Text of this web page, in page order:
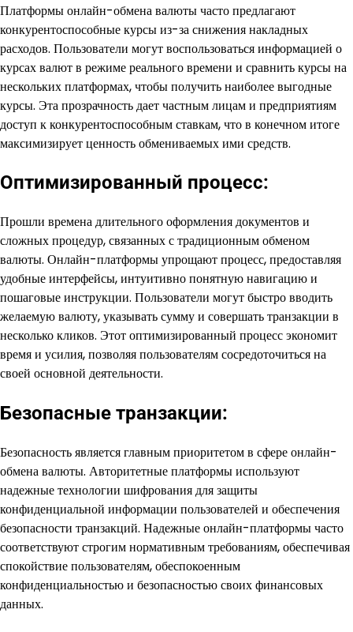
Платформы онлайн-обмена валюты часто предлагают
конкурентоспособные курсы из-за снижения накладных
расходов. Пользователи могут воспользоваться информацией о
курсах валют в режиме реального времени и сравнить курсы на
нескольких платформах, чтобы получить наиболее выгодные
курсы. Эта прозрачность дает частным лицам и предприятиям
доступ к конкурентоспособным ставкам, что в конечном итоге
максимизирует ценность обмениваемых ими средств.
Оптимизированный процесс:
Прошли времена длительного оформления документов и
сложных процедур, связанных с традиционным обменом
валюты. Онлайн-платформы упрощают процесс, предоставляя
удобные интерфейсы, интуитивно понятную навигацию и
пошаговые инструкции. Пользователи могут быстро вводить
желаемую валюту, указывать сумму и совершать транзакции в
несколько кликов. Этот оптимизированный процесс экономит
время и усилия, позволяя пользователям сосредоточиться на
своей основной деятельности.
Безопасные транзакции:
Безопасность является главным приоритетом в сфере онлайн-
обмена валюты. Авторитетные платформы используют
надежные технологии шифрования для защиты
конфиденциальной информации пользователей и обеспечения
безопасности транзакций. Надежные онлайн-платформы часто
соответствуют строгим нормативным требованиям, обеспечивая
спокойствие пользователям, обеспокоенным
конфиденциальностью и безопасностью своих финансовых
данных.